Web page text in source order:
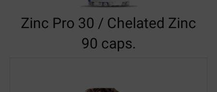
Zinc Pro 30 / Chelated Zinc
90 caps.